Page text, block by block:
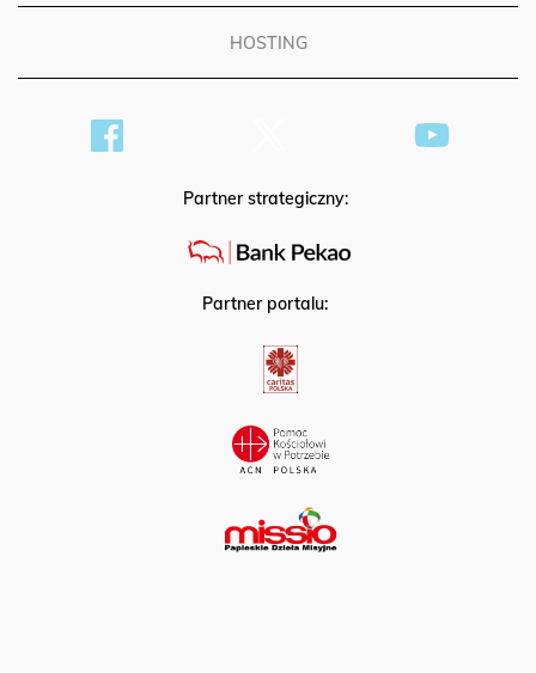
HOSTING
Partner strategiczny:
Partner portalu: